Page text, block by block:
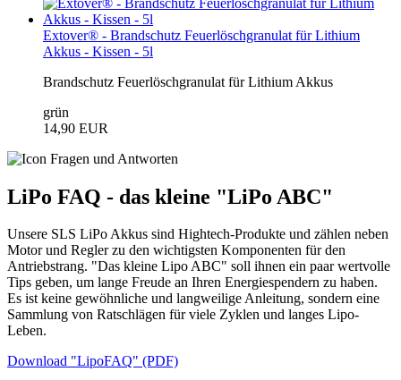
Extover® - Brandschutz Feuerlöschgranulat für Lithium
Akkus - Kissen - 5l
Brandschutz Feuerlöschgranulat für Lithium Akkus
grün
14,90 EUR
LiPo FAQ - das kleine "LiPo ABC"
Unsere SLS LiPo Akkus sind Hightech-Produkte und zählen neben
Motor und Regler zu den wichtigsten Komponenten für den
Antriebstrang. "Das kleine Lipo ABC" soll ihnen ein paar wertvolle
Tips geben, um lange Freude an Ihren Energiespendern zu haben.
Es ist keine gewöhnliche und langweilige Anleitung, sondern eine
Sammlung von Ratschlägen für viele Zyklen und langes Lipo-
Leben.
Download "LipoFAQ" (PDF)